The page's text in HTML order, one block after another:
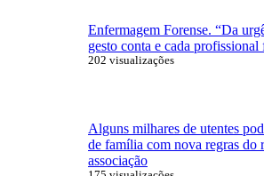
Enfermagem Forense. “Da
gesto conta e cada profissional
202 visualizações
Alguns milhares de utentes
de família com nova regras do
associação